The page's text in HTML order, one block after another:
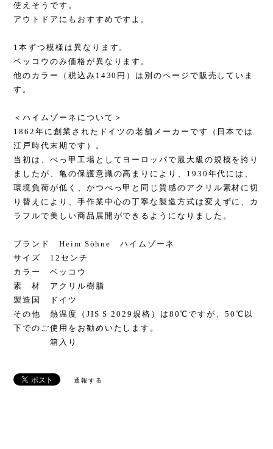
使えそうです。
アウトドアにもおすすめですよ。
1本ずつ模様は異なります。
ベッコウのみ価格が異なります。
他のカラー（税込み1430円）は別のページで販売していま
す。
＜ハイムゾーネについて＞
1862年に創業されたドイツの老舗メーカーです（日本では
江戸時代末期です）。
当初は、べっ甲工場としてヨーロッパで最大級の規模を誇り
ましたが、亀の保護意識の高まりにより、1930年代には、
環境負荷が低く、かつべっ甲と同じ質感のアクリル素材に切
り替えにより、手作業中心の丁寧な製造方式は変えずに、カ
ラフルで美しい商品展開ができるようになりました。
ブランド Heim Söhne ハイムゾーネ
サイズ 12センチ
カラー ベッコウ
素 材 アクリル樹脂
製造国 ドイツ
その他 熱温度（JIS S 2029規格）は80℃ですが、50℃以
下でのご使用をお勧めいたします。
箱入り
通報する